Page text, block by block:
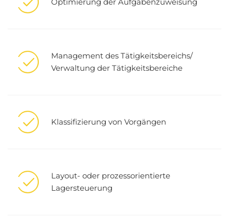
Management des Tätigkeitsbereichs/
Verwaltung der Tätigkeitsbereiche
Klassifizierung von Vorgängen
Layout- oder prozessorientierte
Lagersteuerung